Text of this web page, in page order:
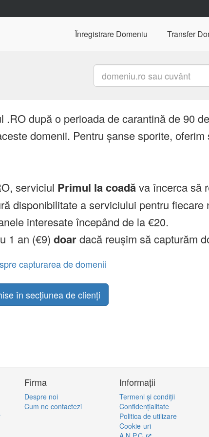
Înregistrare Domeniu Transfer
după o perioada de carantină de 90
domenii. Pentru șanse sporite, oferim
serviciul Primul la coadăva încerca să
disponibilitate a serviciului pentru fiecare
interesate începând de la €20.
1 an (€9) doardacă reușim să capturăm
capturarea de domenii
în secțiunea de clienți
Firma
Despre noi
Cum ne contactezi
Informații
Termeni şi condiţii
Confidenţialitate
Politica de utilizare
Cookie-uri